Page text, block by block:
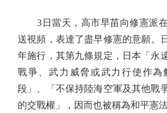
3日當天，高市早苗向修憲派在
送視頻，表達了盡早修憲的意願。
年施行，其第九條規定，日本「永
戰爭、武力威脅或武力行使作為
段」、「不保持陸海空軍及其他戰
的交戰權」，因而也被稱為和平憲法